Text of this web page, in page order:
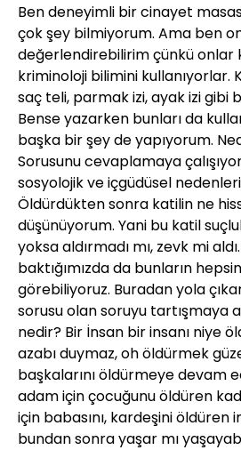
Ben deneyimli bir cinayet
çok şey bilmiyorum. Ama ben
değerlendirebilirim çünkü onlar
kriminoloji bilimini kullanıyorlar.
saç teli, parmak izi, ayak izi gibi
Bense yazarken bunları da
başka bir şey de yapıyorum.
Sorusunu cevaplamaya
sosyolojik ve içgüdüsel
Öldürdükten sonra katilin ne
düşünüyorum. Yani bu katil
yoksa aldırmadı mı, zevk mi
baktığımızda da bunların
görebiliyoruz. Buradan yola
sorusu olan soruyu tartışmaya
nedir? Bir İnsan bir insanı niye
azabı duymaz, oh öldürmek
başkalarını öldürmeye devam
adam için çocuğunu öldüren
için babasını, kardeşini öldüren
bundan sonra yaşar mı